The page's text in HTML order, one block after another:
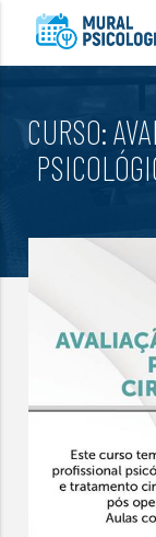
CURSO: